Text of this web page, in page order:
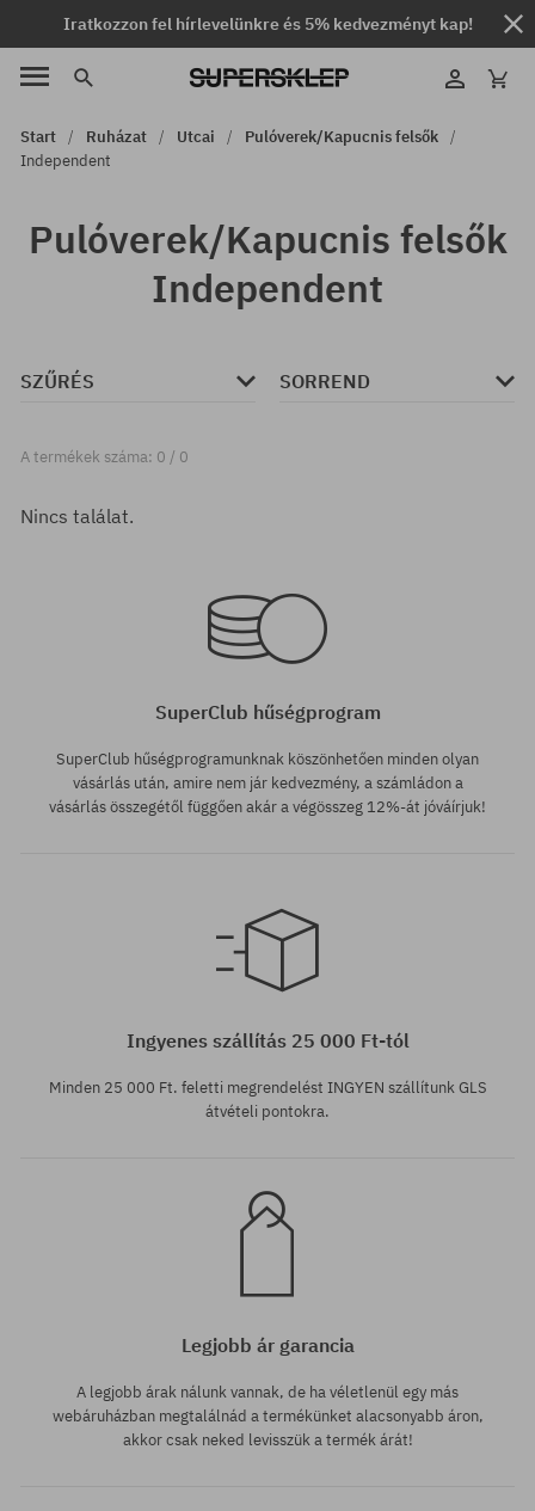
Iratkozzon fel hírlevelünkre és 5% kedvezményt kap!
Start Ruházat Utcai
Pulóverek/Kapucnis felsők
Independent
Pulóverek/Kapucnis felsők
Independent
SZŰRÉS SORREND
A termékek száma: 0 / 0
Nincs találat.
SuperClub hűségprogram
SuperClub hűségprogramunknak köszönhetően minden olyan
vásárlás után, amire nem jár kedvezmény, a számládon a
vásárlás összegétől függően akár a végösszeg 12%-át jóváírjuk!
Ingyenes szállítás 25 000 Ft-tól
Minden 25 000 Ft. feletti megrendelést INGYEN szállítunk GLS
átvételi pontokra.
Legjobb ár garancia
A legjobb árak nálunk vannak, de ha véletlenül egy más
webáruházban megtalálnád a termékünket alacsonyabb áron,
akkor csak neked levisszük a termék árát!